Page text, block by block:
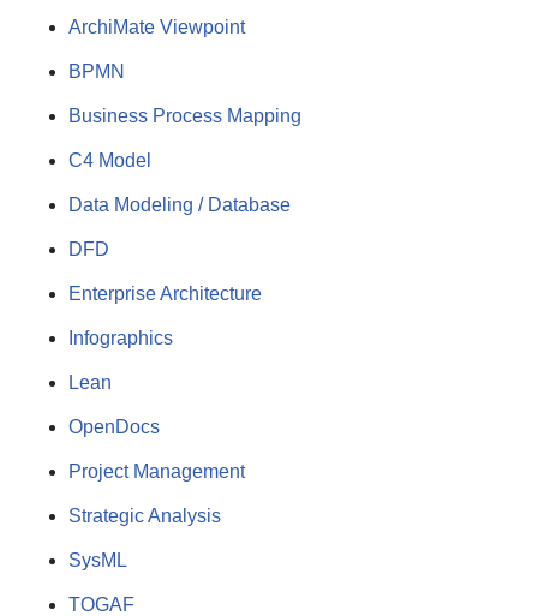
ArchiMate Viewpoint
BPMN
Business Process Mapping
C4 Model
Data Modeling / Database
DFD
Enterprise Architecture
Infographics
Lean
OpenDocs
Project Management
Strategic Analysis
SysML
TOGAF